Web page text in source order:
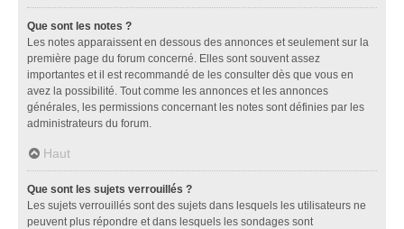
Que sont les notes ?
Les notes apparaissent en dessous des annonces et seulement sur la
première page du forum concerné. Elles sont souvent assez
importantes et il est recommandé de les consulter dès que vous en
avez la possibilité. Tout comme les annonces et les annonces
générales, les permissions concernant les notes sont définies par les
administrateurs du forum.
Haut
Que sont les sujets verrouillés ?
Les sujets verrouillés sont des sujets dans lesquels les utilisateurs ne
peuvent plus répondre et dans lesquels les sondages sont